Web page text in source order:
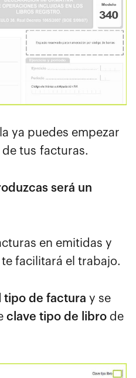
ya puedes empezar
tus facturas.
será un
en emitidas y
facilitará el trabajo.
tipo de factura y se
clave tipo de libro de